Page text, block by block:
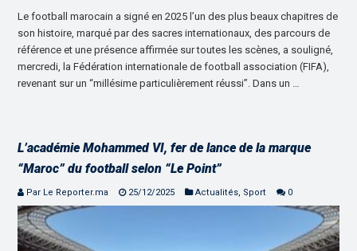
Le football marocain a signé en 2025 l’un des plus beaux chapitres de
son histoire, marqué par des sacres internationaux, des parcours de
référence et une présence affirmée sur toutes les scènes, a souligné,
mercredi, la Fédération internationale de football association (FIFA),
revenant sur un “millésime particulièrement réussi”. Dans un …
L’académie Mohammed VI, fer de lance de la marque
“Maroc” du football selon “Le Point”
Par Le Reporter.ma 25/12/2025 Actualités, Sport 0